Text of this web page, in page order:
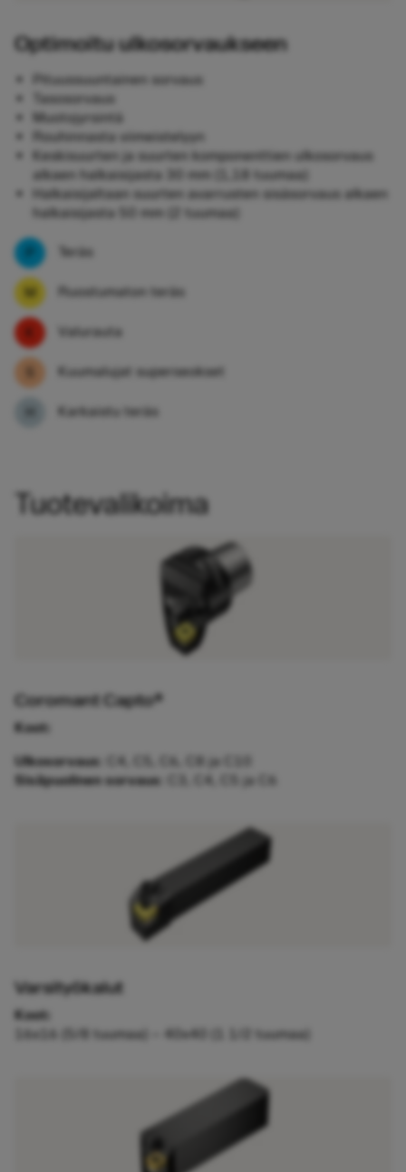
Optimoitu ulkosorvaukseen
Pituussuuntainen sorvaus
Tasosorvaus
Muotojyrsintä
Rouhinnasta viimeistelyyn
Keskisuurten ja suurten komponenttien ulkosorvaus
alkaen halkaisijasta 30 mm (1,18 tuumaa)
Halkaisijaltaan suurten avarrusten sisäsorvaus alkaen
halkaisijasta 50 mm (2 tuumaa)
Teräs
Ruostumaton teräs
Valurauta
Kuumalujat superseokset
Karkaistu teräs
Tuotevalikoima
Coromant Capto®
Koot:
Ulkosorvaus : C4, C5, C6, C8 ja C10
Sisäpuolinen sorvaus : C3, C4, C5 ja C6
Varsityökalut
Koot:
16x16 (5/8 tuumaa) – 40x40 (1 1/2 tuumaa)